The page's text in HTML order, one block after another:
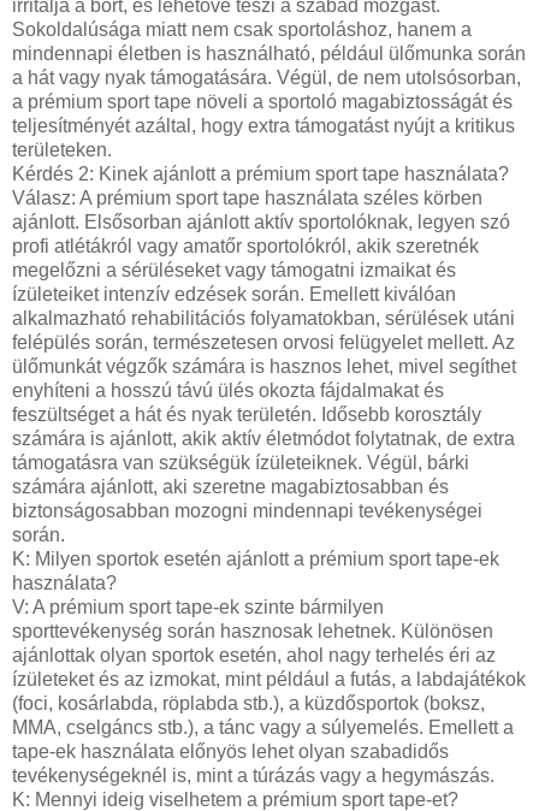
irritálja a bőrt, és lehetővé teszi a szabad mozgást.
Sokoldalúsága miatt nem csak sportoláshoz, hanem a
mindennapi életben is használható, például ülőmunka során
a hát vagy nyak támogatására. Végül, de nem utolsósorban,
a prémium sport tape növeli a sportoló magabiztosságát és
teljesítményét azáltal, hogy extra támogatást nyújt a kritikus
területeken.
Kérdés 2: Kinek ajánlott a prémium sport tape használata?
Válasz: A prémium sport tape használata széles körben
ajánlott. Elsősorban ajánlott aktív sportolóknak, legyen szó
profi atlétákról vagy amatőr sportolókról, akik szeretnék
megelőzni a sérüléseket vagy támogatni izmaikat és
ízületeiket intenzív edzések során. Emellett kiválóan
alkalmazható rehabilitációs folyamatokban, sérülések utáni
felépülés során, természetesen orvosi felügyelet mellett. Az
ülőmunkát végzők számára is hasznos lehet, mivel segíthet
enyhíteni a hosszú távú ülés okozta fájdalmakat és
feszültséget a hát és nyak területén. Idősebb korosztály
számára is ajánlott, akik aktív életmódot folytatnak, de extra
támogatásra van szükségük ízületeiknek. Végül, bárki
számára ajánlott, aki szeretne magabiztosabban és
biztonságosabban mozogni mindennapi tevékenységei
során.
K: Milyen sportok esetén ajánlott a prémium sport tape-ek
használata?
V: A prémium sport tape-ek szinte bármilyen
sporttevékenység során hasznosak lehetnek. Különösen
ajánlottak olyan sportok esetén, ahol nagy terhelés éri az
ízületeket és az izmokat, mint például a futás, a labdajátékok
(foci, kosárlabda, röplabda stb.), a küzdősportok (boksz,
MMA, cselgáncs stb.), a tánc vagy a súlyemelés. Emellett a
tape-ek használata előnyös lehet olyan szabadidős
tevékenységeknél is, mint a túrázás vagy a hegymászás.
K: Mennyi ideig viselhetem a prémium sport tape-et?